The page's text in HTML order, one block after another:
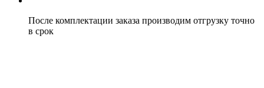
После комплектации заказа производим отгрузку точно
в срок